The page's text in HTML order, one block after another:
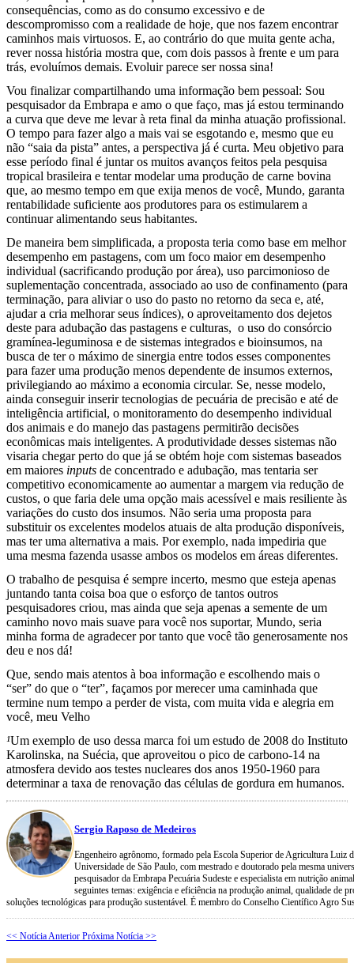
consequências, como as do consumo excessivo e de
descompromisso com a realidade de hoje, que nos fazem encontrar
caminhos mais virtuosos. E, ao contrário do que muita gente acha,
rever nossa história mostra que, com dois passos à frente e um para
trás, evoluímos demais. Evoluir parece ser nossa sina!
Vou finalizar compartilhando uma informação bem pessoal: Sou
pesquisador da Embrapa e amo o que faço, mas já estou terminando
a curva que deve me levar à reta final da minha atuação profissional.
O tempo para fazer algo a mais vai se esgotando e, mesmo que eu
não “saia da pista” antes, a perspectiva já é curta. Meu objetivo para
esse período final é juntar os muitos avanços feitos pela pesquisa
tropical brasileira e tentar modelar uma produção de carne bovina
que, ao mesmo tempo em que exija menos de você, Mundo, garanta
rentabilidade suficiente aos produtores para os estimularem a
continuar alimentando seus habitantes.
De maneira bem simplificada, a proposta teria como base em melhor
desempenho em pastagens, com um foco maior em desempenho
individual (sacrificando produção por área), uso parcimonioso de
suplementação concentrada, associado ao uso de confinamento (para
terminação, para aliviar o uso do pasto no retorno da seca e, até,
ajudar a cria melhorar seus índices), o aproveitamento dos dejetos
deste para adubação das pastagens e culturas, o uso do consórcio
gramínea-leguminosa e de sistemas integrados e bioinsumos, na
busca de ter o máximo de sinergia entre todos esses componentes
para fazer uma produção menos dependente de insumos externos,
privilegiando ao máximo a economia circular. Se, nesse modelo,
ainda conseguir inserir tecnologias de pecuária de precisão e até de
inteligência artificial, o monitoramento do desempenho individual
dos animais e do manejo das pastagens permitirão decisões
econômicas mais inteligentes. A produtividade desses sistemas não
visaria chegar perto do que já se obtém hoje com sistemas baseados
em maiores inputs de concentrado e adubação, mas tentaria ser
competitivo economicamente ao aumentar a margem via redução de
custos, o que faria dele uma opção mais acessível e mais resiliente às
variações do custo dos insumos. Não seria uma proposta para
substituir os excelentes modelos atuais de alta produção disponíveis,
mas ter uma alternativa a mais. Por exemplo, nada impediria que
uma mesma fazenda usasse ambos os modelos em áreas diferentes.
O trabalho de pesquisa é sempre incerto, mesmo que esteja apenas
juntando tanta coisa boa que o esforço de tantos outros
pesquisadores criou, mas ainda que seja apenas a semente de um
caminho novo mais suave para você nos suportar, Mundo, seria
minha forma de agradecer por tanto que você tão generosamente nos
deu e nos dá!
Que, sendo mais atentos à boa informação e escolhendo mais o
“ser” do que o “ter”, façamos por merecer uma caminhada que
termine num tempo a perder de vista, com muita vida e alegria em
você, meu Velho
¹Um exemplo de uso dessa marca foi um estudo de 2008 do Instituto
Karolinska, na Suécia, que aproveitou o pico de carbono-14 na
atmosfera devido aos testes nucleares dos anos 1950-1960 para
determinar a taxa de renovação das células de gordura em humanos.
Sergio Raposo de Medeiros
Engenheiro agrônomo, formado pela Escola Superior de Agricultura Luiz
Universidade de São Paulo, com mestrado e doutorado pela mesma
pesquisador da Embrapa Pecuária Sudeste e especialista em nutrição
seguintes temas: exigência e eficiência na produção animal, qualidade de
soluções tecnológicas para produção sustentável. É membro do Conselho Científico Agro
<< Notícia Anterior Próxima Notícia >>